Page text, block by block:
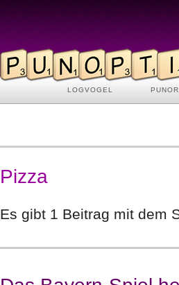
LOGVOGEL
Pizza
Es gibt 1 Beitrag mit dem